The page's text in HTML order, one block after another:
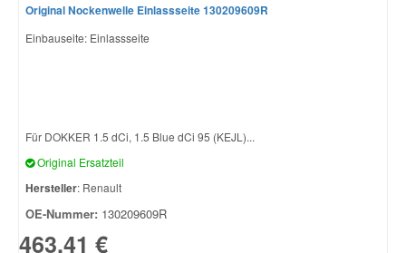
Original Nockenwelle Einlassseite 130209609R
Einbauseite: Einlassseite
Für DOKKER 1.5 dCi, 1.5 Blue dCi 95 (KEJL)...
Original Ersatzteil
Hersteller: Renault
OE-Nummer: 130209609R
463,41 €